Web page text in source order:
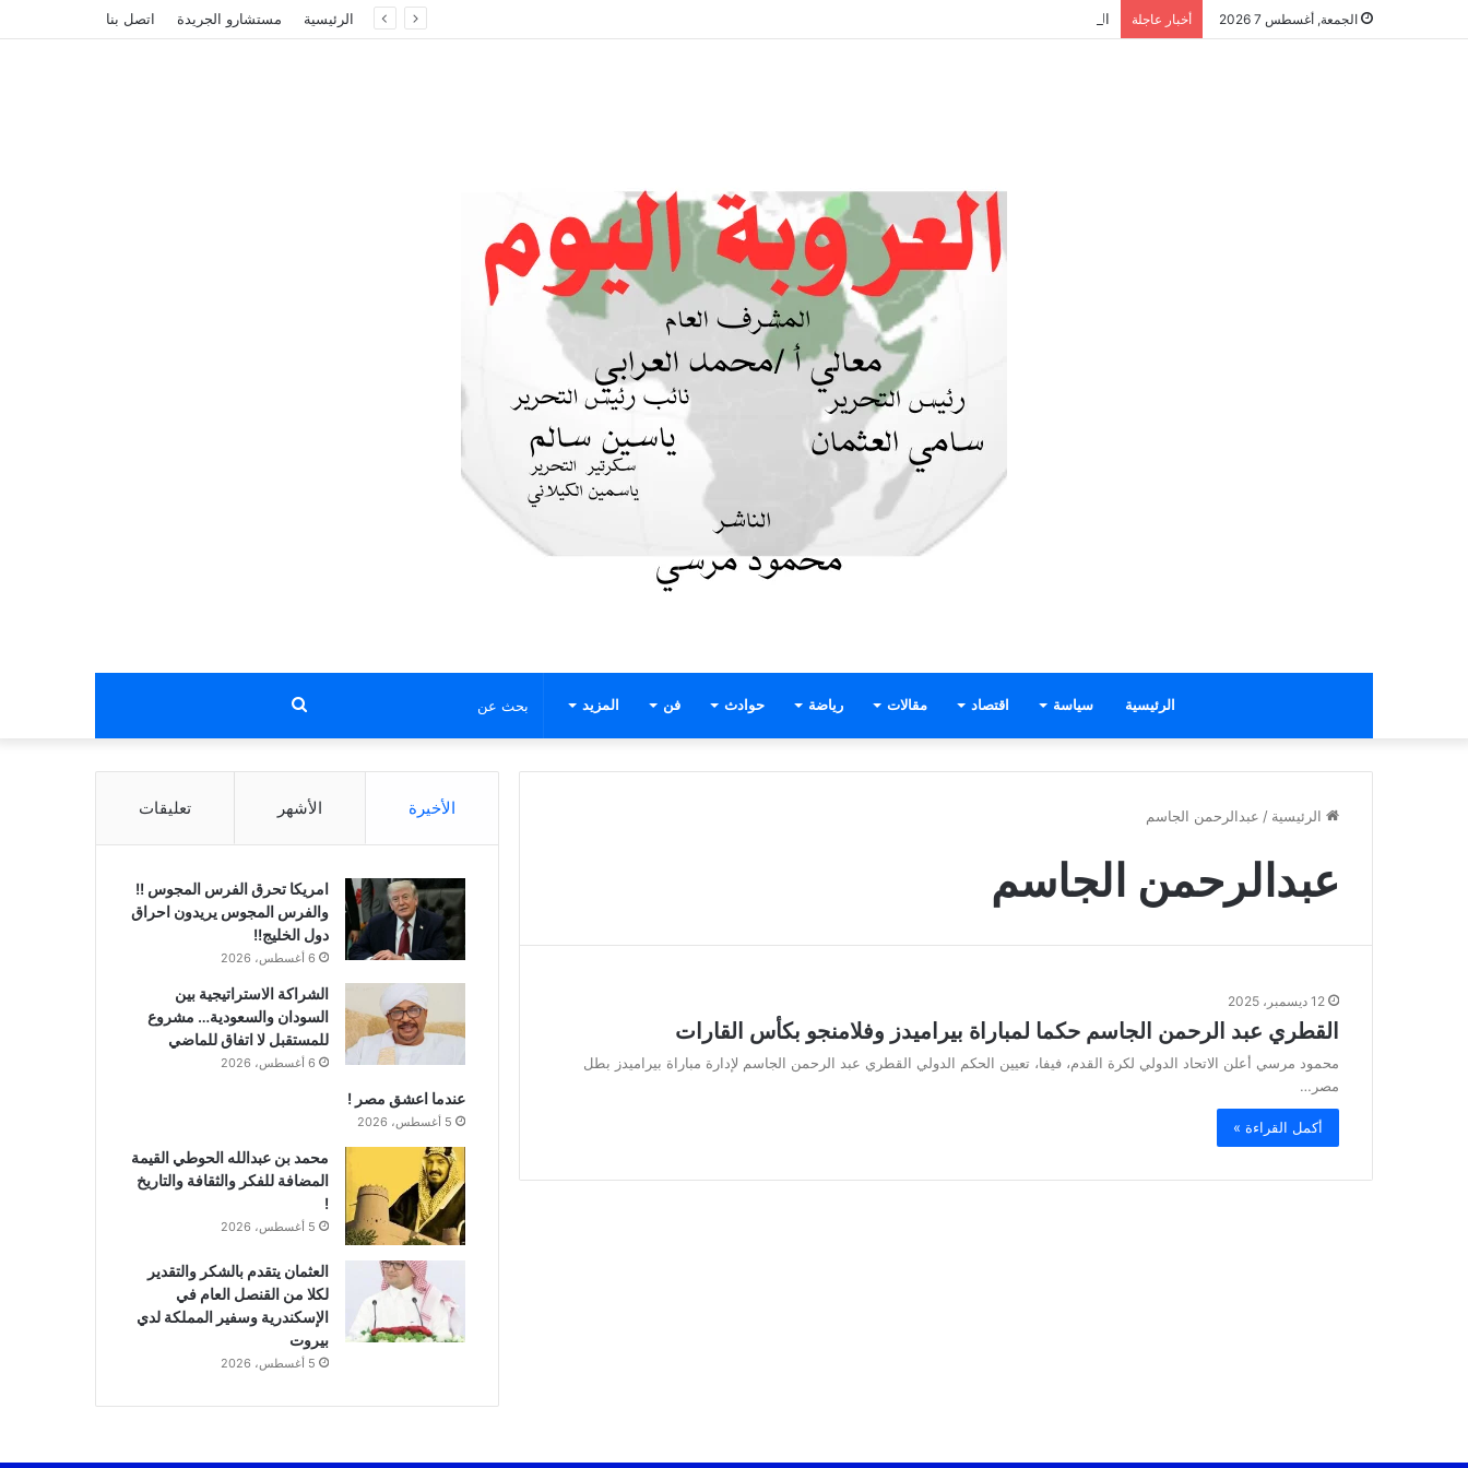
الجمعة, أغسطس 7 2026 أخبار عاجلة الشراكة الاستراتيجية بين السودان والسعودية… مشروع للمستقبل لا اتفاق للماضي الرئيسية مستشارو الجريدة اتصل بنا
الرئيسية سياسة اقتصاد مقالات رياضة حوادث فن المزيد بحث
عن
الرئيسية / عبدالرحمن الجاسم
عبدالرحمن الجاسم
12 ديسمبر، 2025
القطري عبد الرحمن الجاسم حكما لمباراة بيراميدز وفلامنجو بكأس القارات
محمود مرسي أعلن الاتحاد الدولي لكرة القدم، فيفا، تعيين الحكم الدولي القطري عبد الرحمن الجاسم لإدارة مباراة بيراميدز بطل
مصر…
أكمل القراءة »
الأخيرة الأشهر تعليقات
امريكا تحرق الفرس المجوس !!
والفرس المجوس يريدون احراق
دول الخليج!!
6 أغسطس، 2026
الشراكة الاستراتيجية بين
السودان والسعودية… مشروع
للمستقبل لا اتفاق للماضي
6 أغسطس، 2026
عندما اعشق مصر !
5 أغسطس، 2026
محمد بن عبدالله الحوطي القيمة
المضافة للفكر والثقافة والتاريخ
!
5 أغسطس، 2026
العثمان يتقدم بالشكر والتقدير
لكلا من القنصل العام في
الإسكندرية وسفير المملكة لدي
بيروت
5 أغسطس، 2026